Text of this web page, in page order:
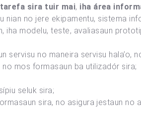
tarefa sira tuir mai, iha área
no jere ekipamentu, sistema
modelu, teste, avaliasaun
no maneira servisu hala’o,
mos formasaun ba utilizadór sira;
seluk sira;
sira, no asigura jestaun no